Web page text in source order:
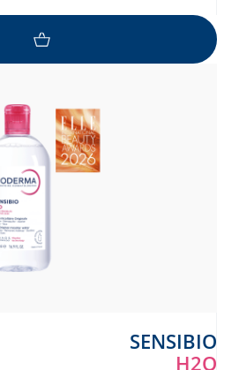
SENSIBIO
H2O